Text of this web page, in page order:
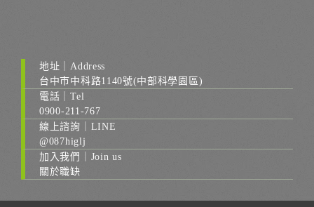
地址｜Address
台中市中科路1140號(中部科學園區)
電話｜Tel
0900-211-767
線上諮詢｜LINE
@087higlj
加入我們｜Join us
關於職缺